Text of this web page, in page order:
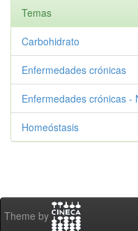
Temas
Carbohidrato
Enfermedades crónicas
Enfermedades crónicas -
Homeóstasis
Theme by